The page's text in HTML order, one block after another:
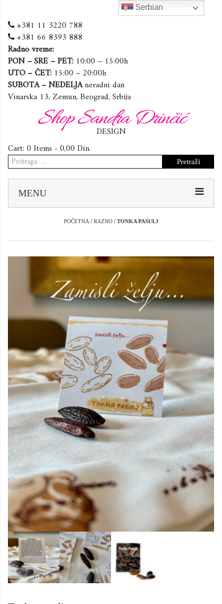
+381 11 3220 788
+381 66 8393 888
Radno vreme:
PON – SRE – PET: 10:00 – 15:00h
UTO – ČET: 15:00 – 20:00h
SUBOTA – NEDELJAneradni dan
Vinarska 13, Zemun, Beograd, Srbija
Shop Sandra Drinčić
DESIGN
Cart: 0 Items -0,00 Din.
Pretraga
za:
MENU
POČETNA / RAZNO/ TONKA PASULJ
Serbian